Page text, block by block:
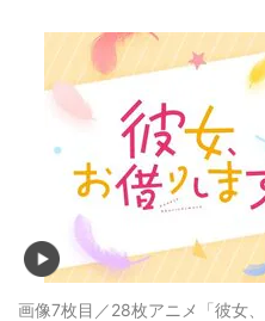
画像7枚目／28枚アニメ「彼女